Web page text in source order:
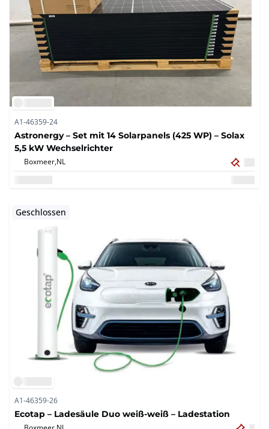
A1-46359-24
Astronergy – Set mit 14 Solarpanels (425 WP) – Solax
5,5 kW Wechselrichter
Boxmeer,NL
Geschlossen
A1-46359-26
Ecotap – Ladesäule Duo weiß-weiß – Ladestation